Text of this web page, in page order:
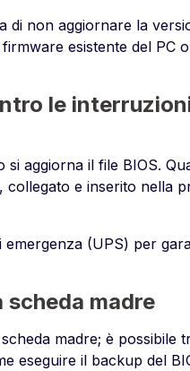
di non aggiornare la
esistente del PC
le
aggiorna il file BIOS.
e inserito nella
(UPS) per
madre
madre; è possibile
eseguire il backup del